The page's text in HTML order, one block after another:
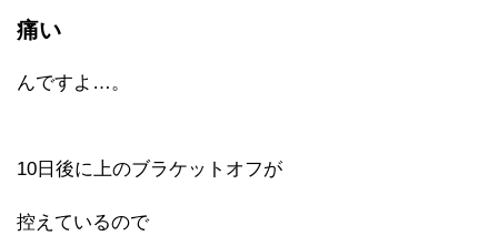
痛い
んですよ…。
10日後に上のブラケットオフが
控えているので